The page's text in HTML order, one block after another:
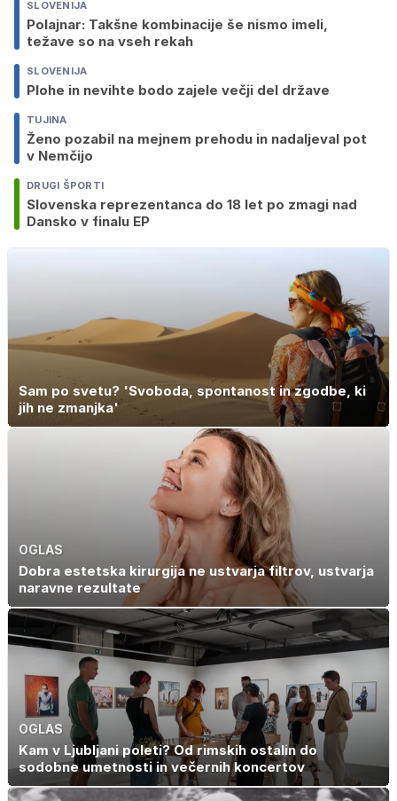
SLOVENIJA
Polajnar: Takšne kombinacije še nismo imeli,
težave so na vseh rekah
SLOVENIJA
Plohe in nevihte bodo zajele večji del države
TUJINA
Ženo pozabil na mejnem prehodu in nadaljeval pot
v Nemčijo
DRUGI ŠPORTI
Slovenska reprezentanca do 18 let po zmagi nad
Dansko v finalu EP
Sam po svetu? 'Svoboda, spontanost in zgodbe, ki
jih ne zmanjka'
OGLAS
Dobra estetska kirurgija ne ustvarja filtrov, ustvarja
naravne rezultate
OGLAS
Kam v Ljubljani poleti? Od rimskih ostalin do
sodobne umetnosti in večernih koncertov